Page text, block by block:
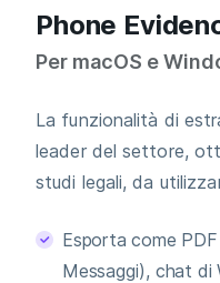
Phone
Per macOS e
La funzionalità di
leader del settore,
studi legali, da
Esporta come
Messaggi), chat di